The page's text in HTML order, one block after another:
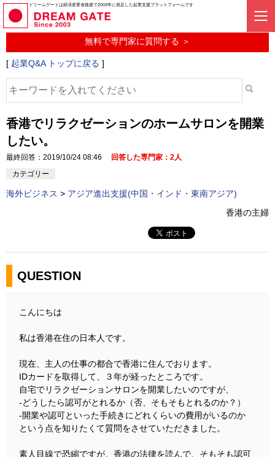
ドリームゲートは経済産業省後援で2003年に発足した起業支援プラットフォームです
起業に関するみんなの質問投稿サービス
起業Q&A
無料で専門家に質問する ＞
[ 起業Q&A トップに戻る ]
香港でリラクゼーションのホームサロンを開業
したい。
最終回答：2019/10/24 08:46
回答した専門家：2人
カテゴリー
海外ビジネス > アジア進出支援(中国・インド・東南アジア)
香港の主婦
QUESTION
こんにちは
私は香港在住の日本人です。
現在、主人の仕事の都合で香港に住んでおります。
IDカードを取得して、３年が経ったところです。
自宅でリラクゼーションサロンを開業したいのですが、
-どうしたら認可がとれるか（否、そもそもとれるのか？）
-開業や認可といった手続きにどれくらいの費用がいるのか
という点を知りたくて質問をさせていただきました。
素人目線で恐縮ですが、香港の法律を読んで、そもそも認可